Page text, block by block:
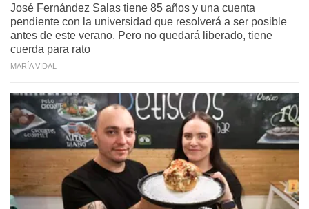
José Fernández Salas tiene 85 años y una cuenta
pendiente con la universidad que resolverá a ser posible
antes de este verano. Pero no quedará liberado, tiene
cuerda para rato
MARÍA VIDAL